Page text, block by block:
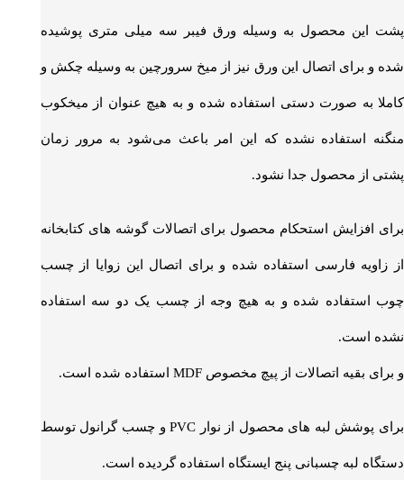
پشت این محصول به وسیله ورق فیبر سه میلی متری پوشیده
شده و برای اتصال این ورق نیز از میخ سرورچین به وسیله چکش و
کاملا به صورت دستی استفاده شده و به هیچ عنوان از میخکوب
منگنه استفاده نشده که این امر باعث می‌شود به مرور زمان
پشتی از محصول جدا نشود.
برای افزایش استحکام محصول برای اتصالات گوشه های کتابخانه
از زاویه فارسی استفاده شده و برای اتصال این زوایا از چسب
چوب استفاده شده و به هیچ وجه از چسب یک دو سه استفاده
نشده است.
و برای بقیه اتصالات از پیچ مخصوص MDF استفاده شده است.
برای پوشش لبه های محصول از نوار PVC و چسب گرانول توسط
دستگاه لبه چسبانی پنج ایستگاه استفاده گردیده است.